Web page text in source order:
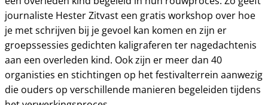
journaliste Hester Zitvast een gratis workshop over hoe
je met schrijven bij je gevoel kan komen en zijn er
groepssessies gedichten kaligraferen ter nagedachtenis
aan een overleden kind. Ook zijn er meer dan 40
organisties en stichtingen op het festivalterrein aanwezig
die ouders op verschillende manieren begeleiden tijdens